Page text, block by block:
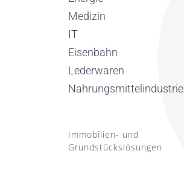
Medizin
IT
Eisenbahn
Lederwaren
Nahrungsmittelindustrie
Immobilien- und
Grundstückslösungen